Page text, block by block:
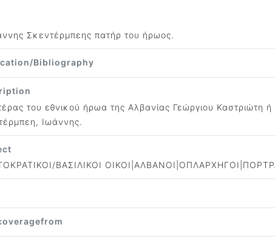
Σκεντέρμπεης πατήρ του ήρωος.
Bibliography
του εθνικού ήρωα της Αλβανίας Γεώργιου Καστριώτη ή
Ιωάννης.
ΒΑΣΙΛΙΚΟΙ